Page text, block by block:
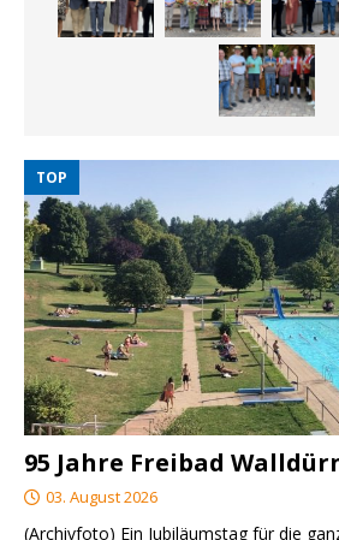
TOP
95 Jahre Freibad
03. August 2026
(Archivfoto) Ein Jubiläumstag für die